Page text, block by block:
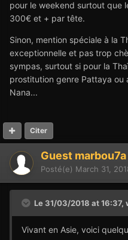
pour le weekend surtout que
300€ et + par tête.
Sinon, mention spéciale à la
exceptionnelle et pas trop
sympas, surtout si pour la
prostitution genre Pattaya ou
Nana...
Citer
Guest marbou7a
Posté(e) March 31,
Le 31/03/2018 at 16:37,
Vivant en Asie, voici